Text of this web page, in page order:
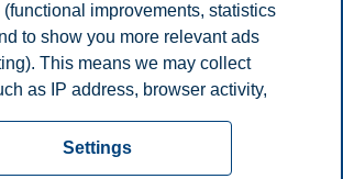
Degrees
Degree
PhD
Disclaimer
improvements, statistics
to show you more relevant ads
This means we may collect
as IP address, browser activity,
website to function, you can either
or customize your consent in the
Settings